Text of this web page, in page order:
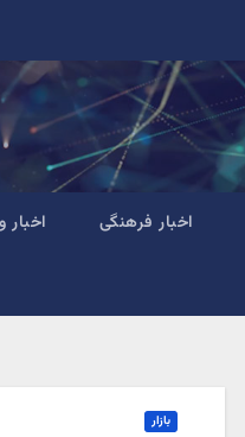
اخبار فرهنگی اخبار
بازار